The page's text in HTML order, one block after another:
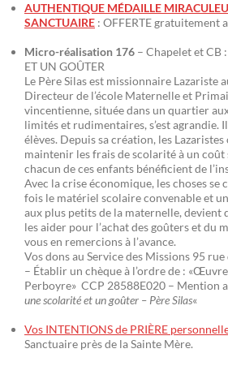
AUTHENTIQUE MÉDAILLE
SANCTUAIRE : OFFERTE gratuitement
Micro-réalisation 176 – Chapelet et CB
ET UN GOÛTER
Le Père Silas est missionnaire Lazariste
Directeur de l’école Maternelle et
vincentienne, située dans un quartier
limités et rudimentaires, s’est agrandie.
élèves. Depuis sa création, les
maintenir les frais de scolarité à un
chacun de ces enfants bénéficient de
Avec la crise économique, les choses
fois le matériel scolaire convenable et
aux plus petits de la maternelle, devient
les aider pour l’achat des goûters et du
vous en remercions à l’avance.
Vos dons au Service des Missions 95 rue
– Établir un chèque à l’ordre de :
Perboyre» CCP 28588E020 – Mention
une scolarité et un goûter – Père Silas«
Vos INTENTIONS de PRIÈRE
Sanctuaire près de la Sainte Mère.